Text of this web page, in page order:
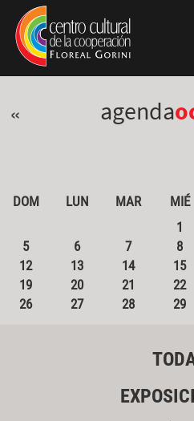
Pasar al contenido principal
Jump to main content
« agenda
DOM LUN MAR MIÉ
1
5
6 7 8
12
13 14 15
19
20 21 22
26
27 28 29